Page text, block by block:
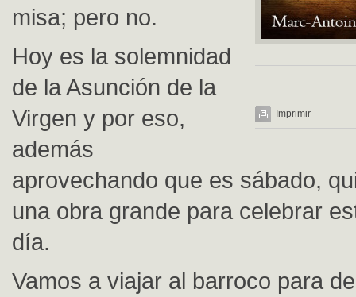
Imprimir
misa; pero no.
Hoy es la solemnidad
de la Asunción de la
Virgen y por eso,
además
aprovechando que es sábado,
una obra grande para celebrar
día.
Vamos a viajar al barroco para